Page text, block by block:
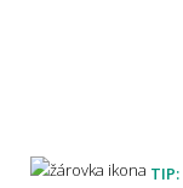
TIP: